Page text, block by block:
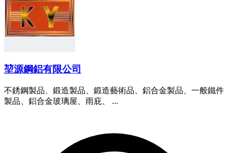
堃源鋼鋁有限公司
不銹鋼製品、鍛造製品、鍛造藝術品、鋁合金製品、一般鐵件
製品、鋁合金玻璃屋、雨庇、 ...